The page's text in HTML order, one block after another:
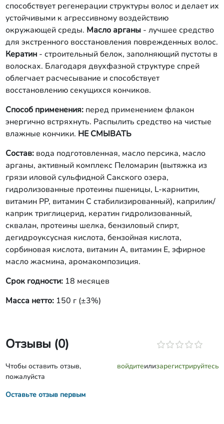
способствует регенерации структуры волос и делает их
устойчивыми к агрессивному воздействию
окружающей среды. Масло арганы- лучшее средство
для экстренного восстановления поврежденных волос.
Кератин- строительный белок, заполняющий пустоты в
волосках. Благодаря двухфазной структуре спрей
облегчает расчесывание и способствует
восстановлению секущихся кончиков.
Способ применения:перед применением флакон
энергично встряхнуть. Распылить средство на чистые
влажные кончики. НЕ СМЫВАТЬ
Состав: вода подготовленная, масло персика, масло
арганы, активный комплекс Пеломарин (вытяжка из
грязи иловой сульфидной Сакского озера,
гидролизованные протеины пшеницы, L-карнитин,
витамин РР, витамин С стабилизированный), каприлик/
каприк триглицерид, кератин гидролизованный,
сквалан, протеины шелка, бензиловый спирт,
дегидроуксусная кислота, бензойная кислота,
сорбиновая кислота, витамин A, витамин E, эфирное
масло жасмина, аромакомпозиция.
Срок годности: 18 месяцев
Масса нетто:150 г (±3%)
Отзывы (0)
Чтобы оставить отзыв,
пожалуйста
войдитеилизарегистрируйтесь
Оставьте отзыв первым